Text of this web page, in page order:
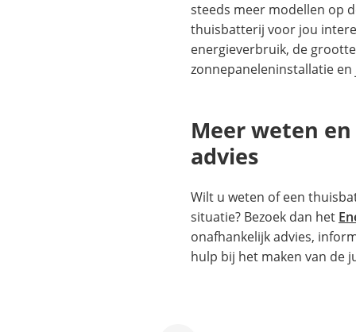
steeds meer modellen op
thuisbatterij voor jou
energieverbruik, de
zonnepaneleninstallatie
Meer weten
advies
Wilt u weten of een
situatie? Bezoek dan het
onafhankelijk advies,
hulp bij het maken van de